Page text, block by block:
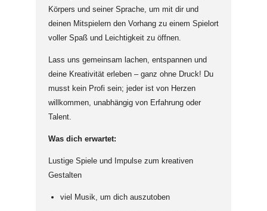
Körpers und seiner Sprache, um mit dir und
deinen Mitspielern den Vorhang zu einem Spielort
voller Spaß und Leichtigkeit zu öffnen.
Lass uns gemeinsam lachen, entspannen und
deine Kreativität erleben – ganz ohne Druck! Du
musst kein Profi sein; jeder ist von Herzen
willkommen, unabhängig von Erfahrung oder
Talent.
Was dich erwartet:
Lustige Spiele und Impulse zum kreativen
Gestalten
viel Musik, um dich auszutoben